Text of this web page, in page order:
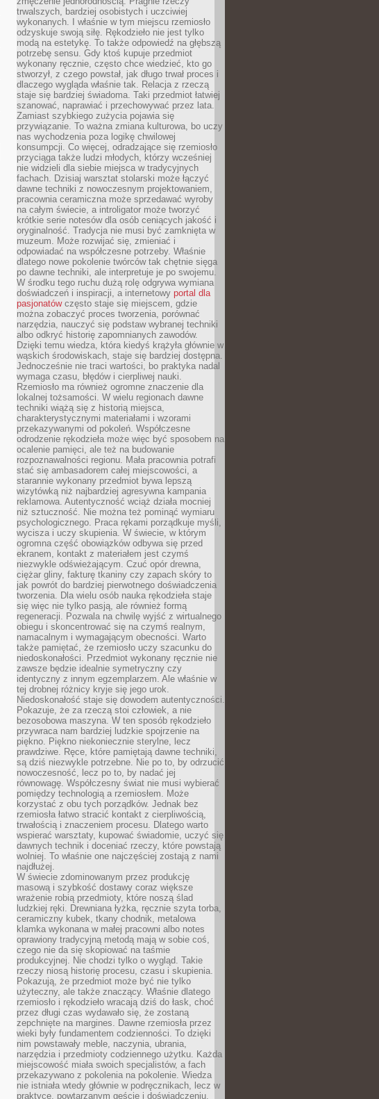
trwalszych, bardziej osobistych i uczciwiej
wykonanych. I właśnie w tym miejscu rzemiosło
odzyskuje swoją siłę. Rękodzieło nie jest tylko
modą na estetykę. To także odpowiedź na głębszą
potrzebę sensu. Gdy ktoś kupuje przedmiot
wykonany ręcznie, często chce wiedzieć, kto go
stworzył, z czego powstał, jak długo trwał proces i
dlaczego wygląda właśnie tak. Relacja z rzeczą
staje się bardziej świadoma. Taki przedmiot łatwiej
szanować, naprawiać i przechowywać przez lata.
Zamiast szybkiego zużycia pojawia się
przywiązanie. To ważna zmiana kulturowa, bo uczy
nas wychodzenia poza logikę chwilowej
konsumpcji. Co więcej, odradzające się rzemiosło
przyciąga także ludzi młodych, którzy wcześniej
nie widzieli dla siebie miejsca w tradycyjnych
fachach. Dzisiaj warsztat stolarski może łączyć
dawne techniki z nowoczesnym projektowaniem,
pracownia ceramiczna może sprzedawać wyroby
na całym świecie, a introligator może tworzyć
krótkie serie notesów dla osób ceniących jakość i
oryginalność. Tradycja nie musi być zamknięta w
muzeum. Może rozwijać się, zmieniać i
odpowiadać na współczesne potrzeby. Właśnie
dlatego nowe pokolenie twórców tak chętnie sięga
po dawne techniki, ale interpretuje je po swojemu.
W środku tego ruchu dużą rolę odgrywa wymiana
doświadczeń i inspiracji, a internetowy portal dla
pasjonatówczęsto staje się miejscem, gdzie
można zobaczyć proces tworzenia, porównać
narzędzia, nauczyć się podstaw wybranej techniki
albo odkryć historię zapomnianych zawodów.
Dzięki temu wiedza, która kiedyś krążyła głównie w
wąskich środowiskach, staje się bardziej dostępna.
Jednocześnie nie traci wartości, bo praktyka nadal
wymaga czasu, błędów i cierpliwej nauki.
Rzemiosło ma również ogromne znaczenie dla
lokalnej tożsamości. W wielu regionach dawne
techniki wiążą się z historią miejsca,
charakterystycznymi materiałami i wzorami
przekazywanymi od pokoleń. Współczesne
odrodzenie rękodzieła może więc być sposobem na
ocalenie pamięci, ale też na budowanie
rozpoznawalności regionu. Mała pracownia potrafi
stać się ambasadorem całej miejscowości, a
starannie wykonany przedmiot bywa lepszą
wizytówką niż najbardziej agresywna kampania
reklamowa. Autentyczność wciąż działa mocniej
niż sztuczność. Nie można też pominąć wymiaru
psychologicznego. Praca rękami porządkuje myśli,
wycisza i uczy skupienia. W świecie, w którym
ogromna część obowiązków odbywa się przed
ekranem, kontakt z materiałem jest czymś
niezwykle odświeżającym. Czuć opór drewna,
ciężar gliny, fakturę tkaniny czy zapach skóry to
jak powrót do bardziej pierwotnego doświadczenia
tworzenia. Dla wielu osób nauka rękodzieła staje
się więc nie tylko pasją, ale również formą
regeneracji. Pozwala na chwilę wyjść z wirtualnego
obiegu i skoncentrować się na czymś realnym,
namacalnym i wymagającym obecności. Warto
także pamiętać, że rzemiosło uczy szacunku do
niedoskonałości. Przedmiot wykonany ręcznie nie
zawsze będzie idealnie symetryczny czy
identyczny z innym egzemplarzem. Ale właśnie w
tej drobnej różnicy kryje się jego urok.
Niedoskonałość staje się dowodem autentyczności.
Pokazuje, że za rzeczą stoi człowiek, a nie
bezosobowa maszyna. W ten sposób rękodzieło
przywraca nam bardziej ludzkie spojrzenie na
piękno. Piękno niekoniecznie sterylne, lecz
prawdziwe. Ręce, które pamiętają dawne techniki,
są dziś niezwykle potrzebne. Nie po to, by odrzucić
nowoczesność, lecz po to, by nadać jej
równowagę. Współczesny świat nie musi wybierać
pomiędzy technologią a rzemiosłem. Może
korzystać z obu tych porządków. Jednak bez
rzemiosła łatwo stracić kontakt z cierpliwością,
trwałością i znaczeniem procesu. Dlatego warto
wspierać warsztaty, kupować świadomie, uczyć się
dawnych technik i doceniać rzeczy, które powstają
wolniej. To właśnie one najczęściej zostają z nami
najdłużej.
W świecie zdominowanym przez produkcję
masową i szybkość dostawy coraz większe
wrażenie robią przedmioty, które noszą ślad
ludzkiej ręki. Drewniana łyżka, ręcznie szyta torba,
ceramiczny kubek, tkany chodnik, metalowa
klamka wykonana w małej pracowni albo notes
oprawiony tradycyjną metodą mają w sobie coś,
czego nie da się skopiować na taśmie
produkcyjnej. Nie chodzi tylko o wygląd. Takie
rzeczy niosą historię procesu, czasu i skupienia.
Pokazują, że przedmiot może być nie tylko
użyteczny, ale także znaczący. Właśnie dlatego
rzemiosło i rękodzieło wracają dziś do łask, choć
przez długi czas wydawało się, że zostaną
zepchnięte na margines. Dawne rzemiosła przez
wieki były fundamentem codzienności. To dzięki
nim powstawały meble, naczynia, ubrania,
narzędzia i przedmioty codziennego użytku. Każda
miejscowość miała swoich specjalistów, a fach
przekazywano z pokolenia na pokolenie. Wiedza
nie istniała wtedy głównie w podręcznikach, lecz w
praktyce, powtarzanym geście i doświadczeniu.